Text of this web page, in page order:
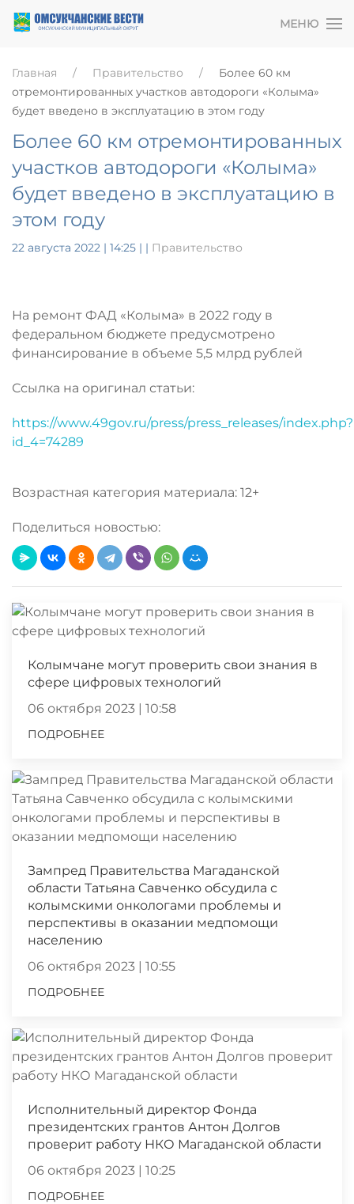
МЕНЮ
Главная Правительство
Более 60 км
отремонтированных участков автодороги «Колыма»
будет введено в эксплуатацию в этом году
Более 60 км отремонтированных
участков автодороги «Колыма»
будет введено в эксплуатацию в
этом году
22 августа 2022 | 14:25 | | Правительство
На ремонт ФАД «Колыма» в 2022 году в
федеральном бюджете предусмотрено
финансирование в объеме 5,5 млрд рублей
Ссылка на оригинал статьи:
https://www.49gov.ru/press/press_releases/index.php?
id_4=74289
Возрастная категория материала: 12+
Поделиться новостью:
Колымчане могут проверить свои знания в
сфере цифровых технологий
06 октября 2023 | 10:58
ПОДРОБНЕЕ
Зампред Правительства Магаданской
области Татьяна Савченко обсудила с
колымскими онкологами проблемы и
перспективы в оказании медпомощи
населению
06 октября 2023 | 10:55
ПОДРОБНЕЕ
Исполнительный директор Фонда
президентских грантов Антон Долгов
проверит работу НКО Магаданской области
06 октября 2023 | 10:25
ПОДРОБНЕЕ